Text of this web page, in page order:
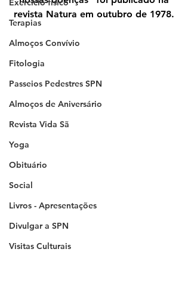
Exercício físico
Terapias
Almoços Convívio
Fitologia
Passeios Pedestres SPN
Almoços de Aniversário
Revista Vida Sã
Yoga
Obituário
Social
Livros - Apresentações
Divulgar a SPN
Visitas Culturais
revista Natura em outubro de 1978.